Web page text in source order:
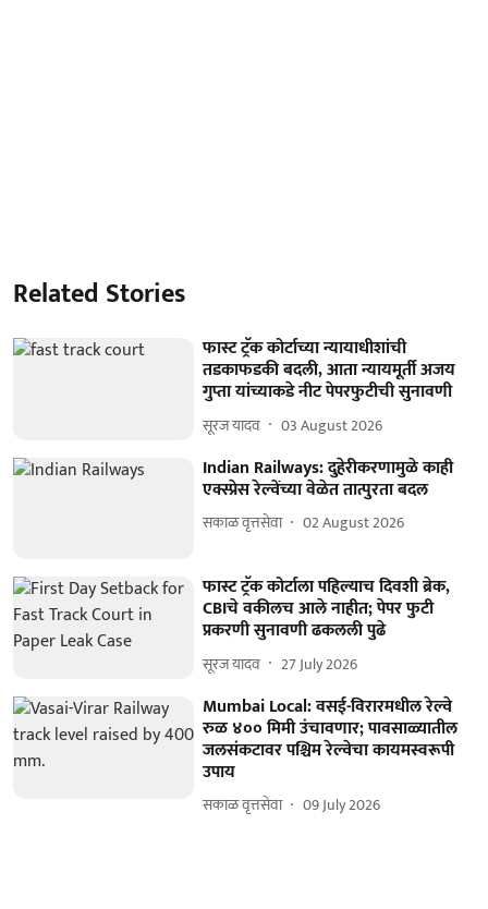
Related Stories
फास्ट ट्रॅक कोर्टाच्या न्यायाधीशांची
तडकाफडकी बदली, आता न्यायमूर्ती अजय
गुप्ता यांच्याकडे नीट पेपरफुटीची सुनावणी
सूरज यादव 03 August 2026
Indian Railways: दुहेरीकरणामुळे काही
एक्स्प्रेस रेल्वेंच्या वेळेत तात्पुरता बदल
सकाळ वृत्तसेवा 02 August 2026
फास्ट ट्रॅक कोर्टाला पहिल्याच दिवशी ब्रेक,
CBIचे वकीलच आले नाहीत; पेपर फुटी
प्रकरणी सुनावणी ढकलली पुढे
सूरज यादव 27 July 2026
Mumbai Local: वसई-विरारमधील रेल्वे
रुळ ४०० मिमी उंचावणार; पावसाळ्यातील
जलसंकटावर पश्चिम रेल्वेचा कायमस्वरूपी
उपाय
सकाळ वृत्तसेवा 09 July 2026